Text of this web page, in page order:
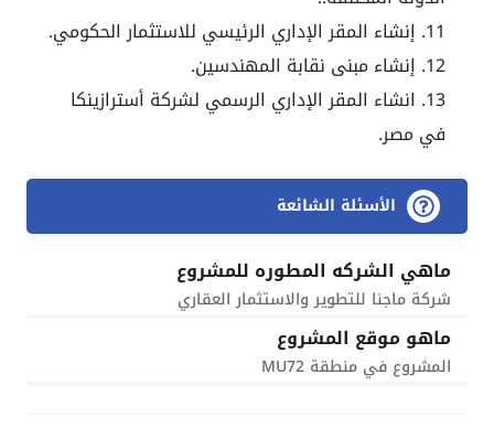
إنشاء المقر الإداري الرئيسي للاستثمار الحكومي.
إنشاء مبنى نقابة المهندسين.
انشاء المقر الإداري الرسمي لشركة أسترازينكا
في مصر.
الأسئلة الشائعة
ماهي الشركه المطوره للمشروع
شركة ماجنا للتطوير والاستثمار العقاري
ماهو موقع المشروع
المشروع في منطقة MU72